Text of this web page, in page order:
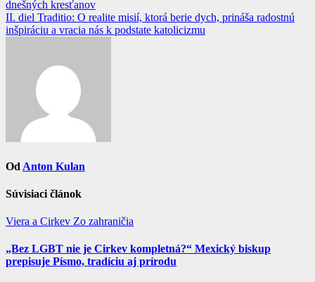
článku
dnešných kresťanov
II. diel Traditio: O realite misií, ktorá berie dych, prináša radostnú
inšpiráciu a vracia nás k podstate katolicizmu
Od Anton Kulan
Súvisiaci článok
Viera a Cirkev Zo zahraničia
„Bez LGBT nie je Cirkev kompletná?“ Mexický biskup
prepisuje Písmo, tradíciu aj prírodu